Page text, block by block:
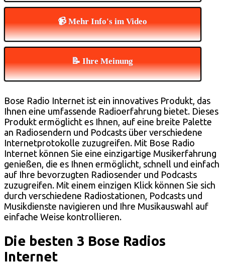
📹 Mehr Info's im Video
📝 Ihre Meinung
Bose Radio Internet ist ein innovatives Produkt, das
Ihnen eine umfassende Radioerfahrung bietet. Dieses
Produkt ermöglicht es Ihnen, auf eine breite Palette
an Radiosendern und Podcasts über verschiedene
Internetprotokolle zuzugreifen. Mit Bose Radio
Internet können Sie eine einzigartige Musikerfahrung
genießen, die es Ihnen ermöglicht, schnell und einfach
auf Ihre bevorzugten Radiosender und Podcasts
zuzugreifen. Mit einem einzigen Klick können Sie sich
durch verschiedene Radiostationen, Podcasts und
Musikdienste navigieren und Ihre Musikauswahl auf
einfache Weise kontrollieren.
Die besten 3 Bose Radios
Internet